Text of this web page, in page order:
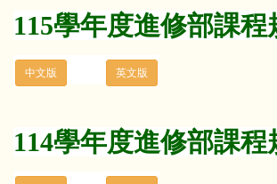
115學年度進修部課程
114學年度進修部課程